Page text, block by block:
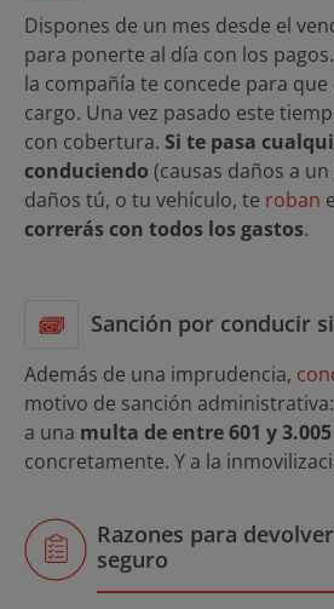
Dispones de un mes desde el
para ponerte al día con los
la compañía te concede para
cargo. Una vez pasado este
con cobertura. Si te pasa
conduciendo (causas daños a
daños tú, o tu vehículo, te roban
correrás con todos los gastos.
Sanción por conducir
Además de una imprudencia,
motivo de sanción
a una multa de entre 601 y
concretamente. Y a la
Razones para
seguro